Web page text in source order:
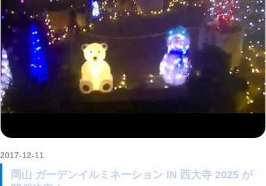
2017-12-11
岡山 ガーデンイルミネーション IN 西大寺 2025 が